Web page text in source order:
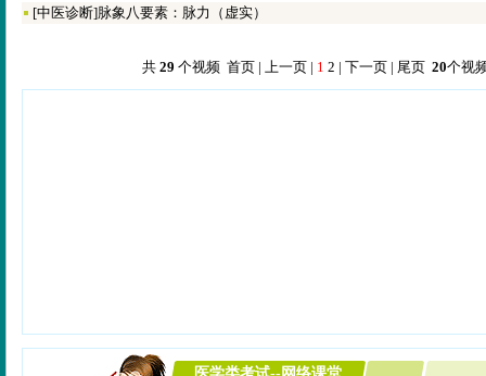
[中医诊断]脉象八要素：脉力（虚实）
共 29 个视频 首页 | 上一页 | 1 2 | 下一页| 尾页 20个视